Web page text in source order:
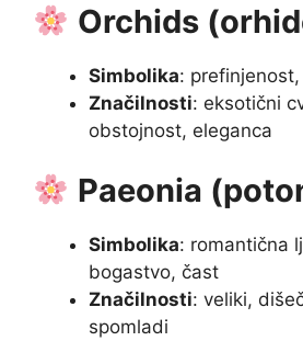
Orchids
Simbolika:
Značilnosti: eksotični
obstojnost, eleganca
Paeonia
Simbolika: romantična
bogastvo, čast
Značilnosti: veliki,
spomladi